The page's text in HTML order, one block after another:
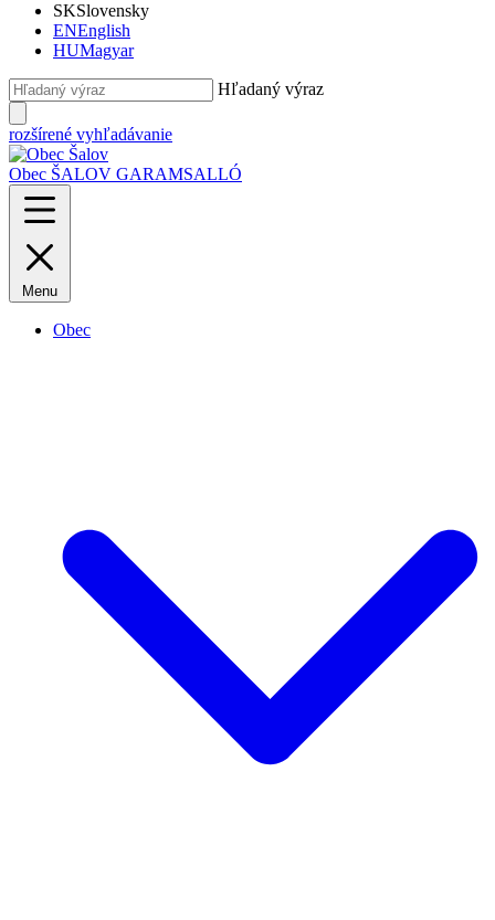
SKSlovensky
ENEnglish
HUMagyar
Hľadaný výraz
rozšírené vyhľadávanie
Obec ŠALOV GARAMSALLÓ
Menu
Obec